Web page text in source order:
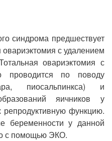
синдрома предшествует
овариэктомия с удалением
овариэктомия с
проводится по поводу
пиосальпинкса) и
яичников у
функцию.
беременности у данной
с помощью ЭКО.